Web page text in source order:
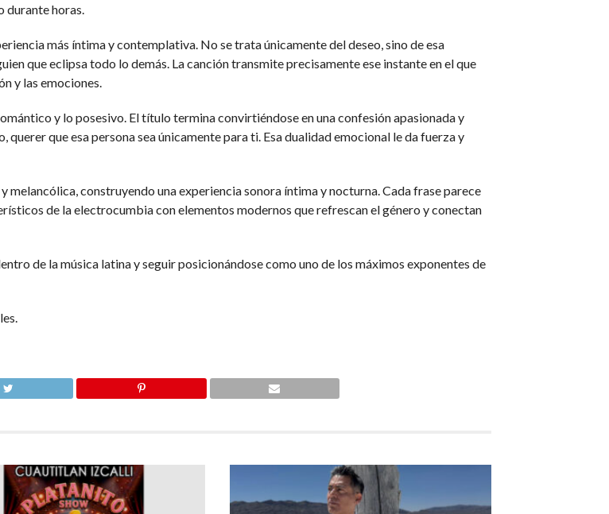
durante horas.
más íntima y contemplativa. No se trata únicamente del deseo, sino de esa
que eclipsa todo lo demás. La canción transmite precisamente ese instante en el que
y las emociones.
y lo posesivo. El título termina convirtiéndose en una confesión apasionada y
que esa persona sea únicamente para ti. Esa dualidad emocional le da fuerza y
melancólica, construyendo una experiencia sonora íntima y nocturna. Cada frase parece
de la electrocumbia con elementos modernos que refrescan el género y conectan
de la música latina y seguir posicionándose como uno de los máximos exponentes de